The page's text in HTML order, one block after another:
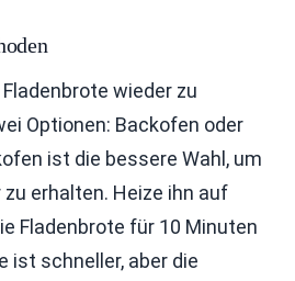
wieder zu
Optionen: Backofen oder
ist die bessere Wahl, um
erhalten. Heize ihn auf
Fladenbrote für 10 Minuten
ist schneller, aber die